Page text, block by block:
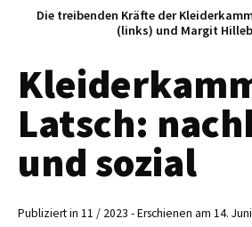
Die treibenden Kräfte der
(links) und Margit
Latsch:
und sozial
Publiziert in 11 / 2023 - Erschienen am 14.